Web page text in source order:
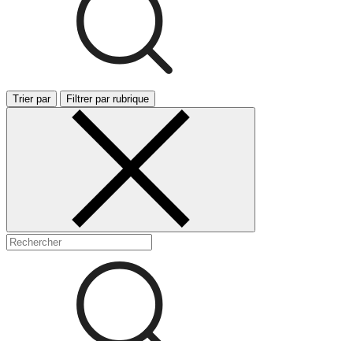
Trier par Filtrer par rubrique